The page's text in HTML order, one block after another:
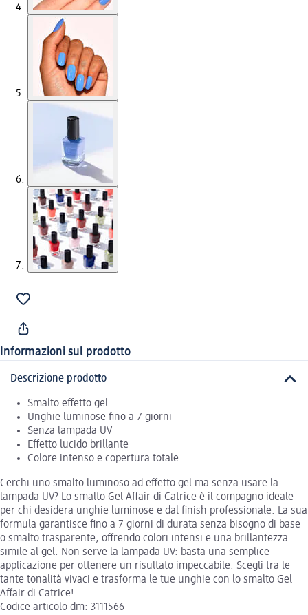
Informazioni sul prodotto
Descrizione prodotto
Smalto effetto gel
Unghie luminose fino a 7 giorni
Senza lampada UV
Effetto lucido brillante
Colore intenso e copertura totale
Cerchi uno smalto luminoso ad effetto gel ma senza usare la
lampada UV? Lo smalto Gel Affair di Catrice è il compagno ideale
per chi desidera unghie luminose e dal finish professionale. La sua
formula garantisce fino a 7 giorni di durata senza bisogno di base
o smalto trasparente, offrendo colori intensi e una brillantezza
simile al gel. Non serve la lampada UV: basta una semplice
applicazione per ottenere un risultato impeccabile. Scegli tra le
tante tonalità vivaci e trasforma le tue unghie con lo smalto Gel
Affair di Catrice!
Codice articolo dm: 3111566